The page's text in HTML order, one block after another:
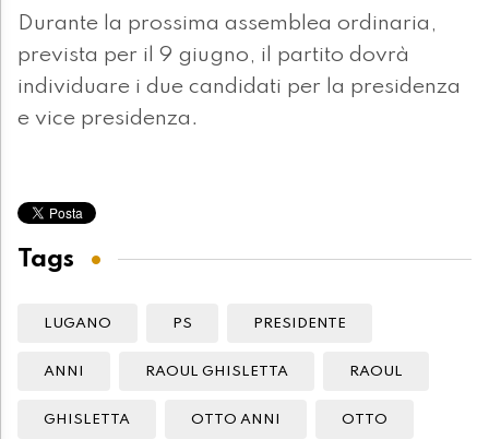
Durante la prossima assemblea ordinaria,
prevista per il 9 giugno, il partito dovrà
individuare i due candidati per la presidenza
e vice presidenza.
Tags
LUGANO PS PRESIDENTE
ANNI RAOUL GHISLETTA RAOUL
GHISLETTA OTTO ANNI OTTO